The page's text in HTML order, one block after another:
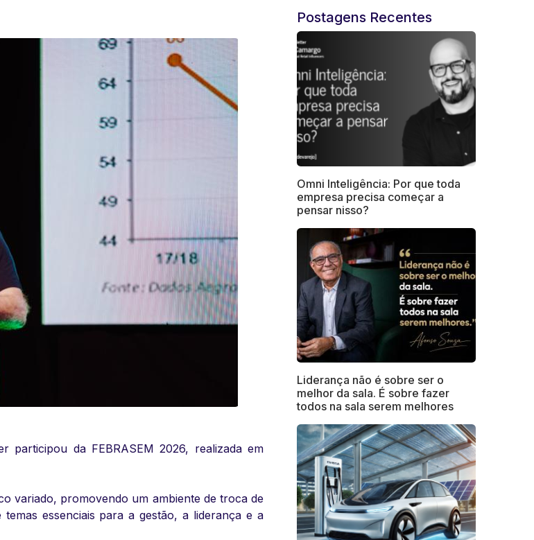
participou da FEBRASEM 2026, realizada em
variado, promovendo um ambiente de troca de
essenciais para a gestão, a liderança e a
Postagens Recentes
Omni Inteligência: Por que toda
empresa precisa começar a
pensar nisso?
Liderança não é sobre ser o
melhor da sala. É sobre fazer
todos na sala serem melhores